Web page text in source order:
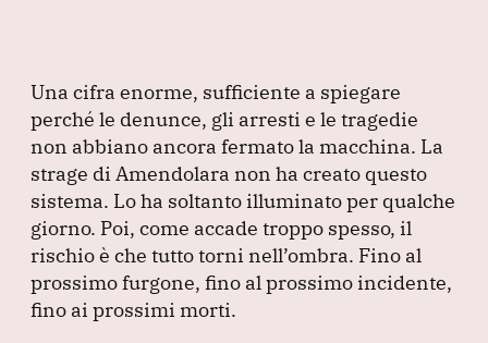
Una cifra enorme, sufficiente a spiegare
perché le denunce, gli arresti e le tragedie
non abbiano ancora fermato la macchina. La
strage di Amendolara non ha creato questo
sistema. Lo ha soltanto illuminato per qualche
giorno. Poi, come accade troppo spesso, il
rischio è che tutto torni nell’ombra. Fino al
prossimo furgone, fino al prossimo incidente,
fino ai prossimi morti.